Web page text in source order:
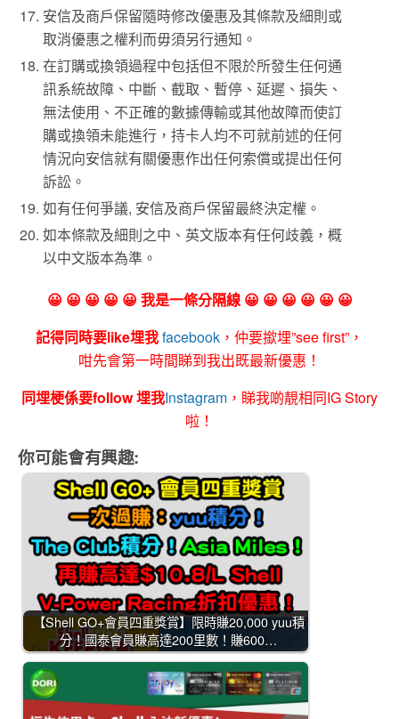
安信及商戶保留隨時修改優惠及其條款及細則或
取消優惠之權利而毋須另行通知。
在訂購或換領過程中包括但不限於所發生任何通
訊系統故障、中斷、截取、暫停、延遲、損失、
無法使用、不正確的數據傳輸或其他故障而使訂
購或換領未能進行，持卡人均不可就前述的任何
情況向安信就有關優惠作出任何索償或提出任何
訴訟。
如有任何爭議, 安信及商戶保留最終決定權。
如本條款及細則之中、英文版本有任何歧義，概
以中文版本為準。
😀 😀 😀 😀 😀 我是一條分隔線 😀 😀 😀 😀 😀 😀
記得同時要like埋我facebook ，仲要撳埋”see first”，
咁先會第一時間睇到我出既最新優惠！
同埋梗係要follow 埋我Instagram ，睇我啲靚相同IG Story
啦！
你可能會有興趣:
【Shell GO+會員四重獎賞】限時賺20,000 yuu積
分！國泰會員賺高達200里數！賺600…